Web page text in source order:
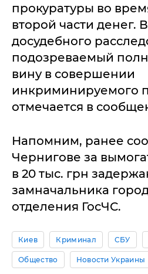
прокуратуры во
второй части денег.
досудебного
подозреваемый
вину в совершении
инкриминируемого
отмечается в
Напомним, ранее
Чернигове за
в 20 тыс. грн
замначальника
отделения ГосЧС.
Киев Криминал СБУ
Общество Новости Украины